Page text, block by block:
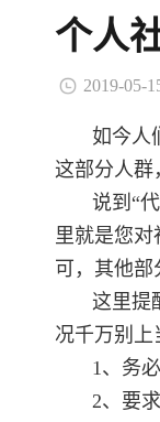
个人
2019-05-
如今人
这部分人群
说到“
里就是您
可，其他
这里提
况千万别上
1、务
2、要